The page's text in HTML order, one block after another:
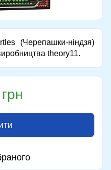
(Черепашки-ніндзя)
theory11.